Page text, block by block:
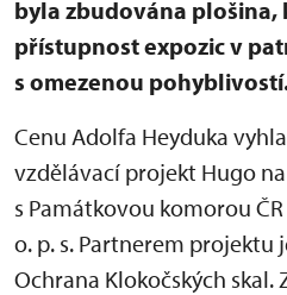
byla zbudována plošina,
přístupnost expozic v
s omezenou
Cenu Adolfa Heyduka
vzdělávací projekt Hugo
s Památkovou komorou
o. p. s. Partnerem projektu
Ochrana Klokočských